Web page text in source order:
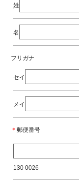
姓
名
フリガナ
セイ
メイ
＊郵便番号
130 0026